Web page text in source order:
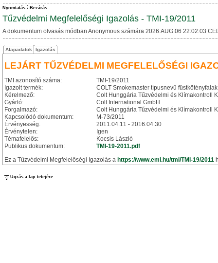
Nyomtatás Bezárás
Tűzvédelmi Megfelelőségi Igazolás - TMI-19/2011
A dokumentum olvasás módban Anonymous számára 2026.AUG.06 22:02:03
Alapadatok Igazolás
LEJÁRT TŰZVÉDELMI MEGFELELŐSÉGI
TMI azonosító száma:
TMI-19/2011
Igazolt termék:
COLT Smokemaster típusnevű füstkötényfalak
Kérelmező:
Colt Hunggária Tűzvédelmi és Klímakontroll
Gyártó:
Colt International GmbH
Forgalmazó:
Colt Hunggária Tűzvédelmi és Klímakontroll
Kapcsolódó dokumentum:
M-73/2011
Érvényesség:
2011.04.11 - 2016.04.30
Érvénytelen:
Igen
Témafelelős:
Kocsis László
Publikus dokumentum:
TMI-19-2011.pdf
Ez a Tűzvédelmi Megfelelőségi Igazolás a https://www.emi.hu/tmi/TMI-19/2011
Ugrás a lap tetejére